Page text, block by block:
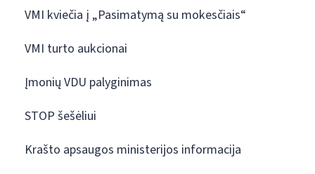
VMI kviečia į „Pasimatymą su mokesčiais“
VMI turto aukcionai
Įmonių VDU palyginimas
STOP šešėliui
Krašto apsaugos ministerijos informacija